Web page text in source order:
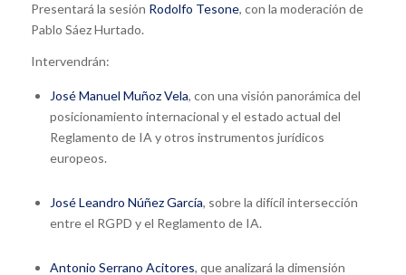
Presentará la sesión Rodolfo Tesone, con la moderación de
Pablo Sáez Hurtado.
Intervendrán:
José Manuel Muñoz Vela, con una visión panorámica del
posicionamiento internacional y el estado actual del
Reglamento de IA y otros instrumentos jurídicos
europeos.
José Leandro Núñez García, sobre la difícil intersección
entre el RGPD y el Reglamento de IA.
Antonio Serrano Acitores, que analizará la dimensión